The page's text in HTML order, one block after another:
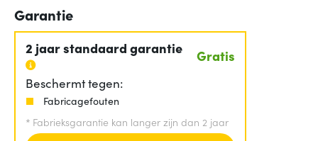
Garantie
2 jaar standaard garantie Gratis
Beschermt tegen:
Fabricagefouten
* Fabrieksgarantie kan langer zijn dan 2 jaar